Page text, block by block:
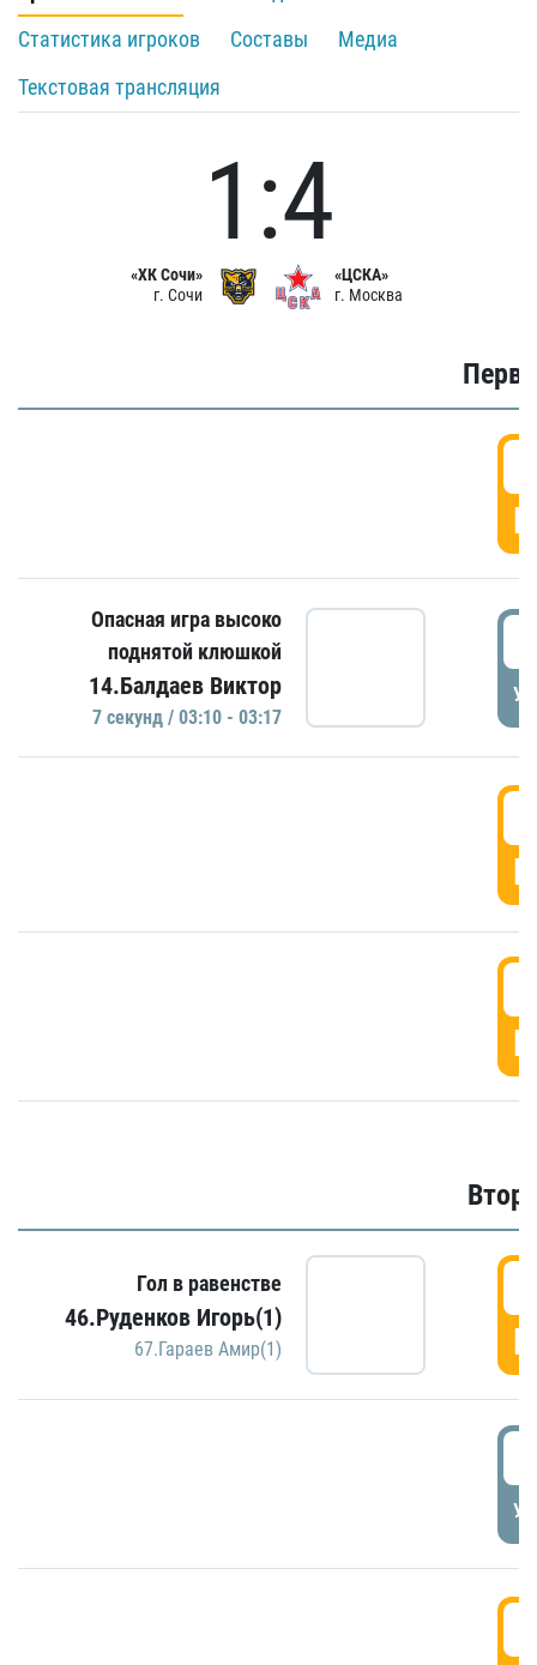
Статистика игроков
Составы
Медиа
Текстовая трансляция
«ХК Сочи»
г. Сочи
1:4
«ЦСКА»
г. Москва
Опасная игра высоко
поднятой клюшкой
14.Балдаев Виктор
7 секунд / 03:10 - 03:17
Гол в равенстве
46.Руденков Игорь(1)
67.Гараев Амир(1)